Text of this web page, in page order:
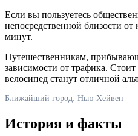
Если вы пользуетесь
непосредственной близости
минут.
Путешественникам,
зависимости от трафика.
велосипед станут отличной
Ближайший город: Нью-Хейвен
История и факты